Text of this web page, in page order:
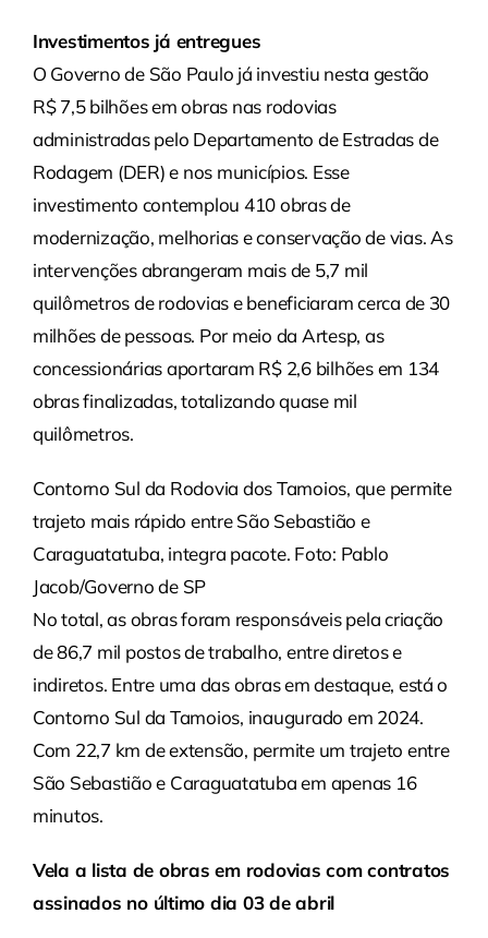
Investimentos já entregues
O Governo de São Paulo já investiu nesta gestão
R$ 7,5 bilhões em obras nas rodovias
administradas pelo Departamento de Estradas de
Rodagem (DER) e nos municípios. Esse
investimento contemplou 410 obras de
modernização, melhorias e conservação de vias. As
intervenções abrangeram mais de 5,7 mil
quilômetros de rodovias e beneficiaram cerca de 30
milhões de pessoas. Por meio da Artesp, as
concessionárias aportaram R$ 2,6 bilhões em 134
obras finalizadas, totalizando quase mil
quilômetros.
Contorno Sul da Rodovia dos Tamoios, que permite
trajeto mais rápido entre São Sebastião e
Caraguatatuba, integra pacote. Foto: Pablo
Jacob/Governo de SP
No total, as obras foram responsáveis pela criação
de 86,7 mil postos de trabalho, entre diretos e
indiretos. Entre uma das obras em destaque, está o
Contorno Sul da Tamoios, inaugurado em 2024.
Com 22,7 km de extensão, permite um trajeto entre
São Sebastião e Caraguatatuba em apenas 16
minutos.
Vela a lista de obras em rodovias com contratos
assinados no último dia 03 de abril